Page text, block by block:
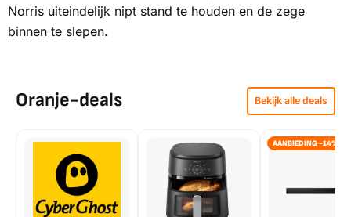
Norris uiteindelijk nipt stand te houden en de zege
binnen te slepen.
Oranje-deals Bekijk alle deals
AANBIEDING -14%